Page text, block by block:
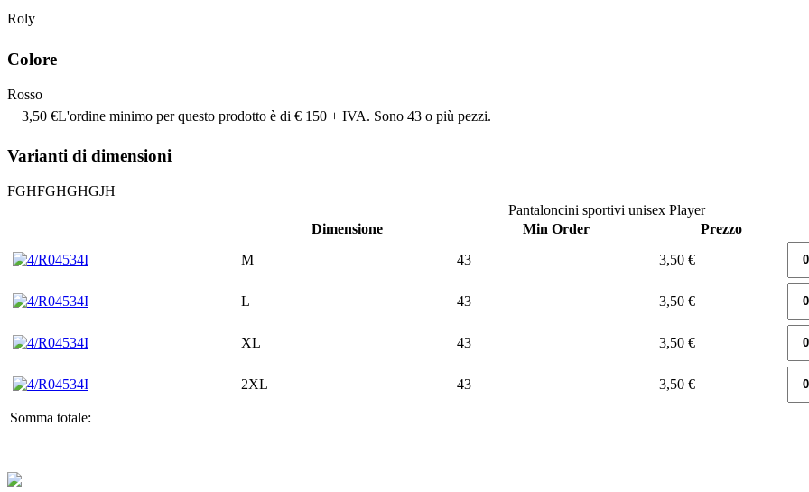
Roly
Colore
Rosso
3,50 €L'ordine minimo per questo prodotto è di € 150 + IVA. Sono 43 o più pezzi.
Varianti di dimensioni
FGHFGHGHGJH
Dimensione Min Order Prezzo
Pantaloncini sportivi unisex Player
M 43 3,50 €
L 43 3,50 €
XL 43 3,50 €
2XL 43 3,50 €
Somma totale: